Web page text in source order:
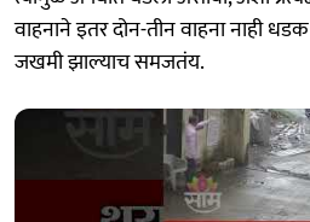
वाहनाने इतर दोन-तीन वाहना नाही
जखमी झाल्याच समजतंय.